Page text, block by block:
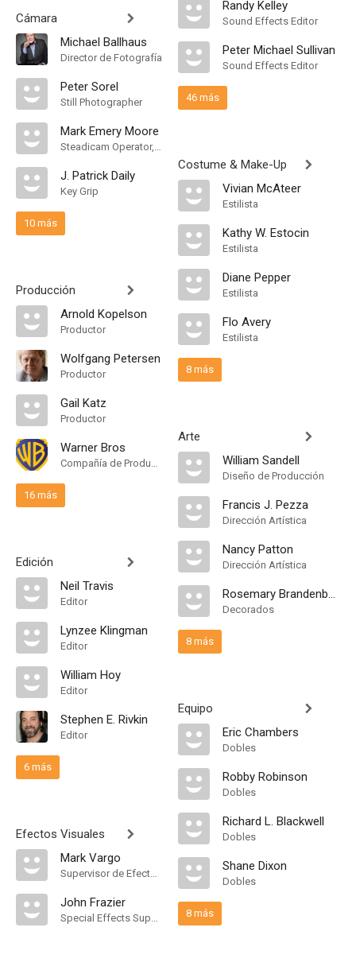
Cámara
Michael Ballhaus
Director de Fotografía
Peter Sorel
Still Photographer
Mark Emery Moore
Steadicam Operator, "B" Camera Operator
J. Patrick Daily
Key Grip
10 más
Producción
Arnold Kopelson
Productor
Wolfgang Petersen
Productor
Gail Katz
Productor
Warner Bros
Compañía de Produccion
16 más
Edición
Neil Travis
Editor
Lynzee Klingman
Editor
William Hoy
Editor
Stephen E. Rivkin
Editor
6 más
Efectos Visuales
Mark Vargo
Supervisor de Efectos Visuales
John Frazier
Special Effects Supervisor
Randy Kelley
Sound Effects Editor
Peter Michael Sullivan
Sound Effects Editor
46 más
Costume & Make-Up
Vivian McAteer
Estilista
Kathy W. Estocin
Estilista
Diane Pepper
Estilista
Flo Avery
Estilista
8 más
Arte
William Sandell
Diseño de Producción
Francis J. Pezza
Dirección Artística
Nancy Patton
Dirección Artística
Rosemary Brandenburg
Decorados
8 más
Equipo
Eric Chambers
Dobles
Robby Robinson
Dobles
Richard L. Blackwell
Dobles
Shane Dixon
Dobles
8 más